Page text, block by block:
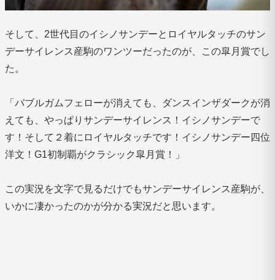
そして、2世代目のイシノサンデーとロイヤルタッチのサン
デーサイレンス産駒のワンツーだったのが、この皐月賞でし
た。
「バブルガムフェローが消えても、ダンスインザダークが消
えても、やっぱりサンデーサイレンス！イシノサンデーで
す！そして２着にロイヤルタッチです！イシノサンデー四位
洋文！G1初制覇がクラシック皐月賞！」
この実況を文字で見るだけでもサンデーサイレンス産駒が、
いかに凄かったのかが分かる実況だと思います。